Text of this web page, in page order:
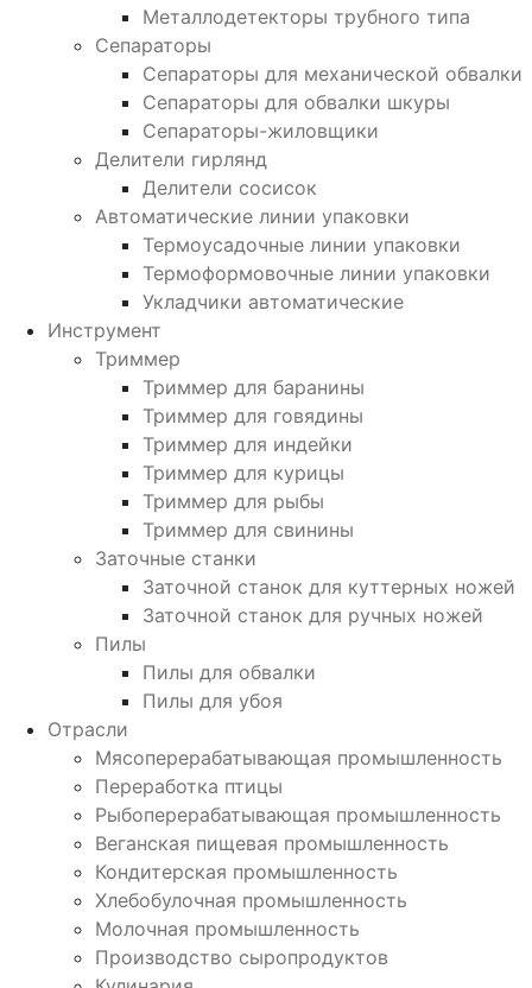
Металлодетекторы трубного типа
Сепараторы
Сепараторы для механической обвалки
Сепараторы для обвалки шкуры
Сепараторы-жиловщики
Делители гирлянд
Делители сосисок
Автоматические линии упаковки
Термоусадочные линии упаковки
Термоформовочные линии упаковки
Укладчики автоматические
Инструмент
Триммер
Триммер для баранины
Триммер для говядины
Триммер для индейки
Триммер для курицы
Триммер для рыбы
Триммер для свинины
Заточные станки
Заточной станок для куттерных ножей
Заточной станок для ручных ножей
Пилы
Пилы для обвалки
Пилы для убоя
Отрасли
Мясоперерабатывающая промышленность
Переработка птицы
Рыбоперерабатывающая промышленность
Веганская пищевая промышленность
Кондитерская промышленность
Хлебобулочная промышленность
Молочная промышленность
Производство сыропродуктов